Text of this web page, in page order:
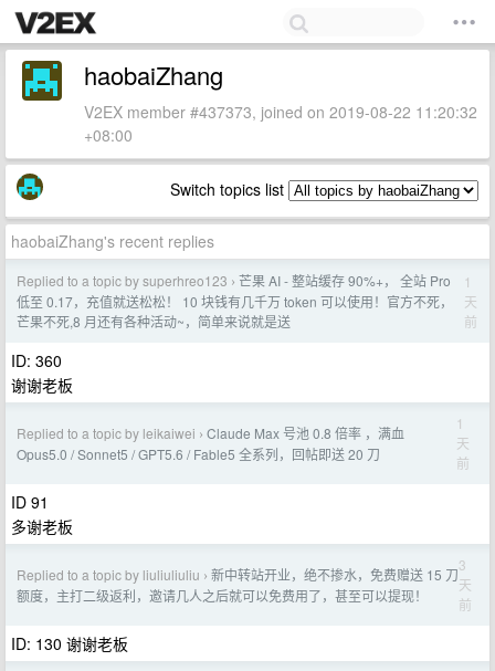
haobaiZhang
V2EX member #437373, joined on 2019-08-22 11:20:32
+08:00
Switch topics list
haobaiZhang's recent replies
Replied to a topic by superhreo123 › 芒果 AI - 整站缓存 90%+， 全站 Pro
低至 0.17，充值就送松松！ 10 块钱有几千万 token 可以使用！官方不死，
芒果不死,8 月还有各种活动~，简单来说就是送
1
天
前
ID: 360
谢谢老板
Replied to a topic by leikaiwei › Claude Max 号池 0.8 倍率 ，满血
Opus5.0 / Sonnet5 / GPT5.6 / Fable5 全系列，回帖即送 20 刀
1
天
前
ID 91
多谢老板
Replied to a topic by liuliuliuliu › 新中转站开业，绝不掺水，免费赠送 15 刀
额度，主打二级返利，邀请几人之后就可以免费用了，甚至可以提现！
3
天
前
ID: 130 谢谢老板